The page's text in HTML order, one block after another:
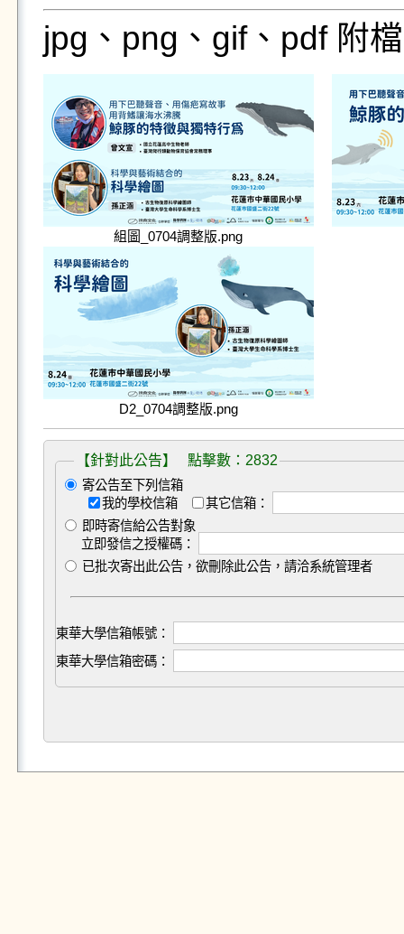
jpg、png、gif、pdf 附
組圖_0704調整版.png
D2_0704調整版.png
【針對此公告】 點擊數：2832
寄公告至下列信箱
我的學校信箱
其它信箱：
即時寄信給公告對象
立即發信之授權碼：
已批次寄出此公告，欲刪除此公告，請洽系統管理者
東華大學信箱帳號：
東華大學信箱密碼：